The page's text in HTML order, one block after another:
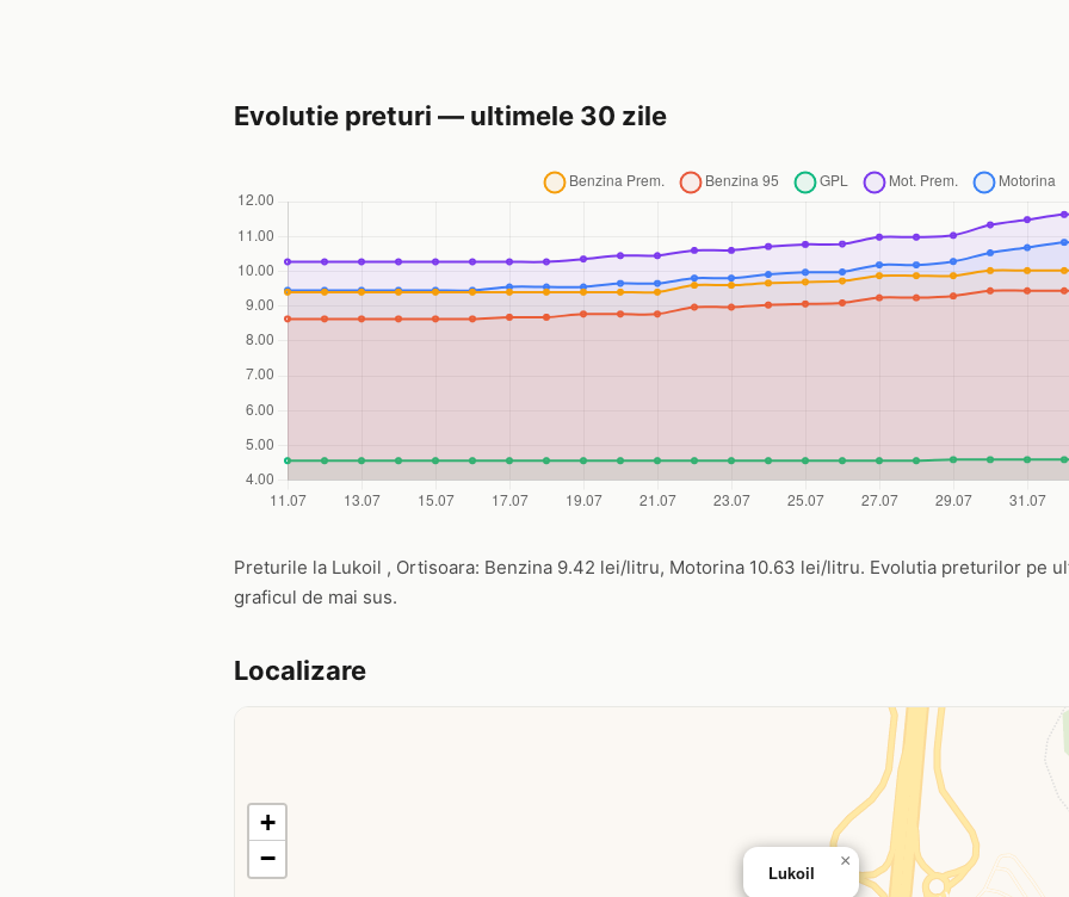
Evolutie preturi — ultimele 30 zile
Preturile la Lukoil , Ortisoara: Benzina 9.42 lei/litru, Motorina 10.63 lei/litru. Evolutia preturilor pe
graficul de mai sus.
Localizare
Lukoil
×
+
−